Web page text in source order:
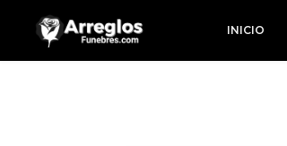
INICIO